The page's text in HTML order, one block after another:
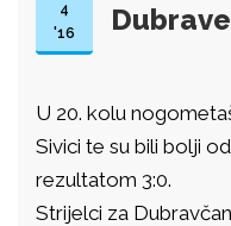
4
'16
Dubrave
U 20. kolu
Sivici te su bili bolji
rezultatom 3:0.
Strijelci za